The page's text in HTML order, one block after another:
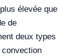
élevée que
de
deux types